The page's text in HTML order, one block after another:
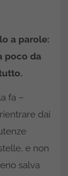
a parole:
poco da
fa –
dai
e non
salva